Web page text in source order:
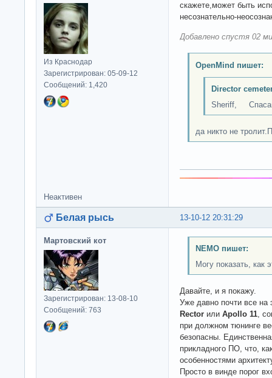
Из Краснодар
Зарегистрирован: 05-09-12
Сообщений: 1,420
скажете,может быть
несознательно-
Добавлено спустя 02
OpenMind пишет:
Director
Sheriff,
да никто не
Неактивен
13-10-12 20:31:29
Белая рысь
Мартовский кот
Зарегистрирован: 13-08-10
Сообщений: 763
NEMO пишет:
Могу показать, как
Давайте, и я покажу.
Уже давно почти все на
Rector или Apollo 11,
при должном тюнинге
безопасны.
прикладного ПО, что,
особенностями
Просто в винде порог